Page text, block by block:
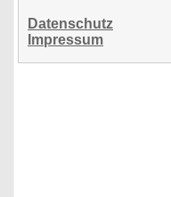
Datenschutz
Impressum